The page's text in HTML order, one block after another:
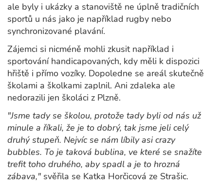
ale byly i ukázky a stanoviště ne úplně tradičních
sportů u nás jako je například rugby nebo
synchronizované plavání.
Zájemci si nicméně mohli zkusit například i
sportování handicapovaných, kdy měli k dispozici
hřiště i přímo vozíky. Dopoledne se areál skutečně
školami a školkami zaplnil. Ani zdaleka ale
nedorazili jen školáci z Plzně.
"Jsme tady se školou, protože tady byli od nás už
minule a říkali, že je to dobrý, tak jsme jeli celý
druhý stupeň. Nejvíc se nám líbily asi crazy
bubbles. To je taková bublina, ve které se snažíte
trefit toho druhého, aby spadl a je to hrozná
zábava," svěřila se Katka Horčicová ze Strašic.